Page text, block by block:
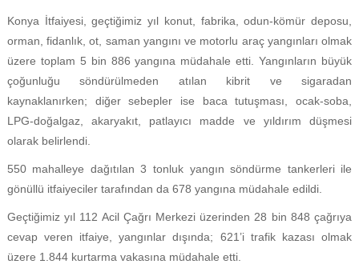
Konya İtfaiyesi, geçtiğimiz yıl konut, fabrika, odun-kömür deposu,
orman, fidanlık, ot, saman yangını ve motorlu araç yangınları olmak
üzere toplam 5 bin 886 yangına müdahale etti. Yangınların büyük
çoğunluğu söndürülmeden atılan kibrit ve sigaradan
kaynaklanırken; diğer sebepler ise baca tutuşması, ocak-soba,
LPG-doğalgaz, akaryakıt, patlayıcı madde ve yıldırım düşmesi
olarak belirlendi.
550 mahalleye dağıtılan 3 tonluk yangın söndürme tankerleri ile
gönüllü itfaiyeciler tarafından da 678 yangına müdahale edildi.
Geçtiğimiz yıl 112 Acil Çağrı Merkezi üzerinden 28 bin 848 çağrıya
cevap veren itfaiye, yangınlar dışında; 621’i trafik kazası olmak
üzere 1.844 kurtarma vakasına müdahale etti.